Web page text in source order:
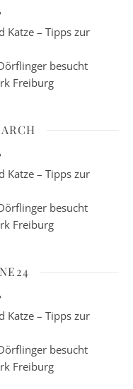
Katze – Tipps zur
besucht
Freiburg
Katze – Tipps zur
besucht
Freiburg
Katze – Tipps zur
besucht
Freiburg